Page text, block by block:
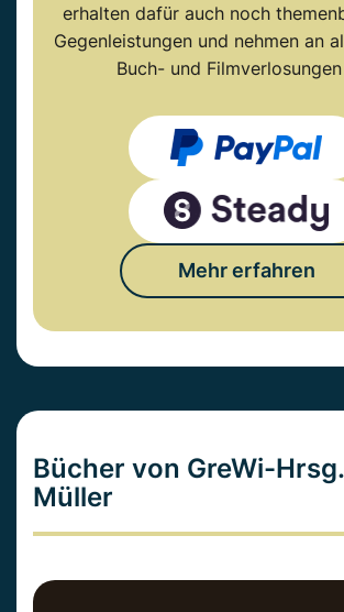
erhalten dafür auch noch
Gegenleistungen und nehmen an
Buch- und
Mehr erfahren
Bücher von GreWi-
Müller